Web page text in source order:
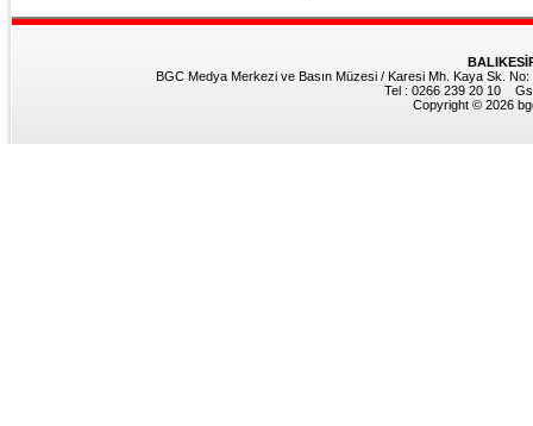
BGC Medya Merkezi ve Basın Müzesi / Karesi Mh. Kaya Sk.
Tel : 0266 239 20 10
Copyright © 2026